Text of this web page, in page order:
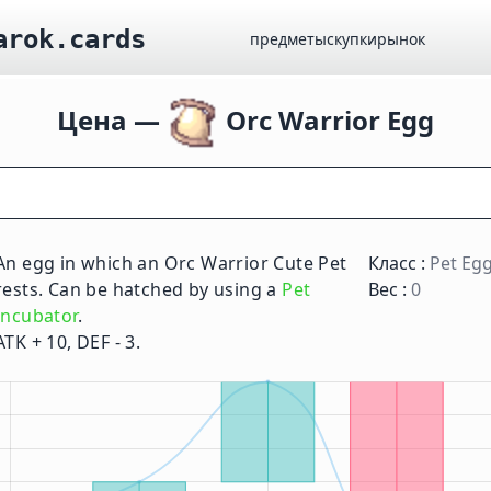
предметыскупкирынок
Цена — Orc Warrior Egg
egg in which an Orc Warrior Cute Pet
Can be hatched by using a Pet
.
+ 10, DEF - 3.
Класс : Pet
Вес : 0